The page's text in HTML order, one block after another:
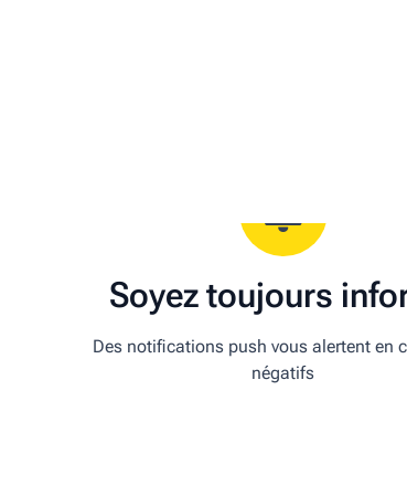
Soyez toujours
Des notifications push vous alertent en
négatifs